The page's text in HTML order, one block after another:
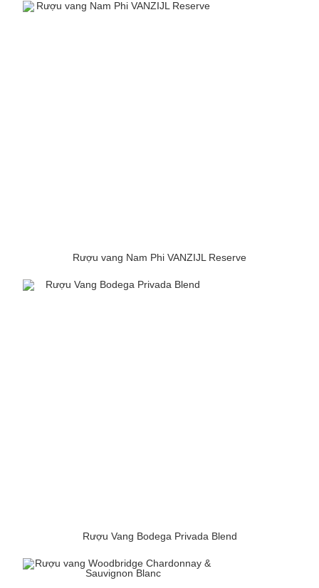
Rượu vang Nam Phi VANZIJL Reserve
Rượu Vang Bodega Privada Blend